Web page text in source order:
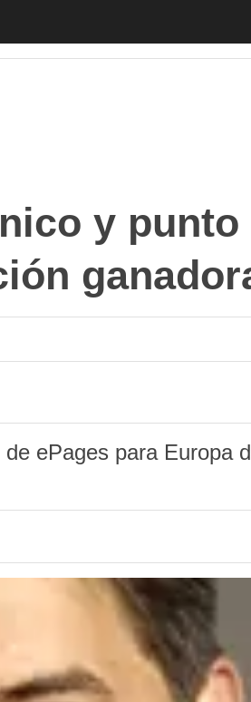
y punto
ePages para Europa